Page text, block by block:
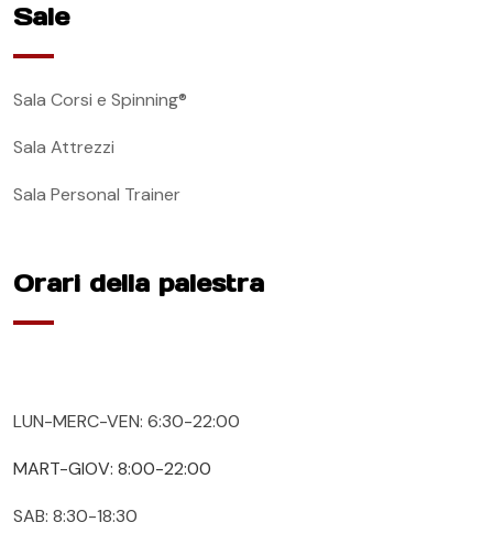
Sale
Sala Corsi e Spinning®
Sala Attrezzi
Sala Personal Trainer
Orari della palestra
LUN-MERC-VEN: 6:30-22:00
MART-GIOV: 8:00-22:00
SAB: 8:30-18:30